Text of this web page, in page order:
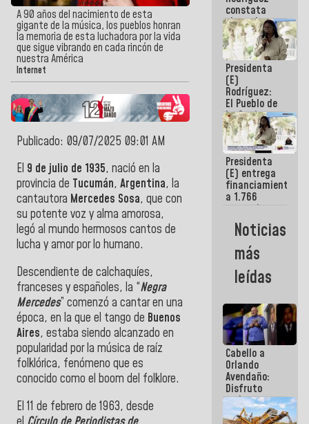
A 90 años del nacimiento de esta
gigante de la música, los pueblos honran
la memoria de esta luchadora por la vida
que sigue vibrando en cada rincón de
nuestra América
Internet
Publicado: 09/07/2025 09:01 AM
El 9 de julio de 1935, nació en la
provincia de Tucumán, Argentina, la
cantautora Mercedes Sosa, que con
su potente voz y alma amorosa,
legó al mundo hermosos cantos de
lucha y amor por lo humano.
Descendiente de calchaquíes,
franceses y españoles, la “Negra
Mercedes” comenzó a cantar en una
época, en la que el tango de Buenos
Aires, estaba siendo alcanzado en
popularidad por la música de raíz
folklórica, fenómeno que es
conocido como el boom del folklore.
El 11 de febrero de 1963, desde
constata
obras de
rehabilitación
de Escuela
Militar de
Mamo en La
Guaira
Presidenta
(E)
Rodríguez:
El Pueblo de
La Guaira
siempre
estará
acompañada
por el
Gobierno
Nacional
Presidenta
(E) entrega
financiamientos
a 1.766
comerciantes
emprendedores
afectados
por
terremotos
Noticias
más
leídas
Cabello a
Orlando
Avendaño:
Disfruto
cada vez
que escribes